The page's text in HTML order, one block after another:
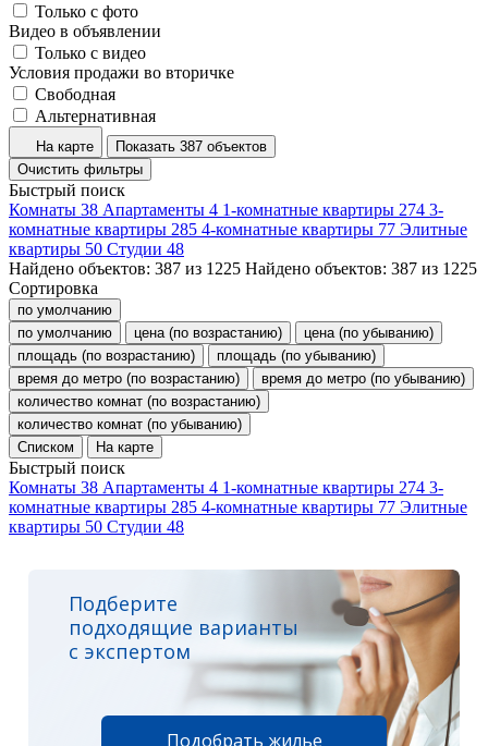
Только с фото
Видео в объявлении
Только с видео
Условия продажи во вторичке
Свободная
Альтернативная
На карте
Показать 387 объектов
Очистить фильтры
Быстрый поиск
Комнаты 38 Апартаменты 4 1-комнатные квартиры 274 3-
комнатные квартиры 285 4-комнатные квартиры 77 Элитные
квартиры 50 Студии 48
Найдено объектов: 387 из 1225 Найдено объектов: 387 из 1225
Сортировка
по умолчанию
по умолчанию
цена (по возрастанию)
цена (по убыванию)
площадь (по возрастанию)
площадь (по убыванию)
время до метро (по возрастанию)
время до метро (по убыванию)
количество комнат (по возрастанию)
количество комнат (по убыванию)
Списком
На карте
Быстрый поиск
Комнаты 38 Апартаменты 4 1-комнатные квартиры 274 3-
комнатные квартиры 285 4-комнатные квартиры 77 Элитные
квартиры 50 Студии 48
Подберите
подходящие варианты
с экспертом
Подобрать жилье